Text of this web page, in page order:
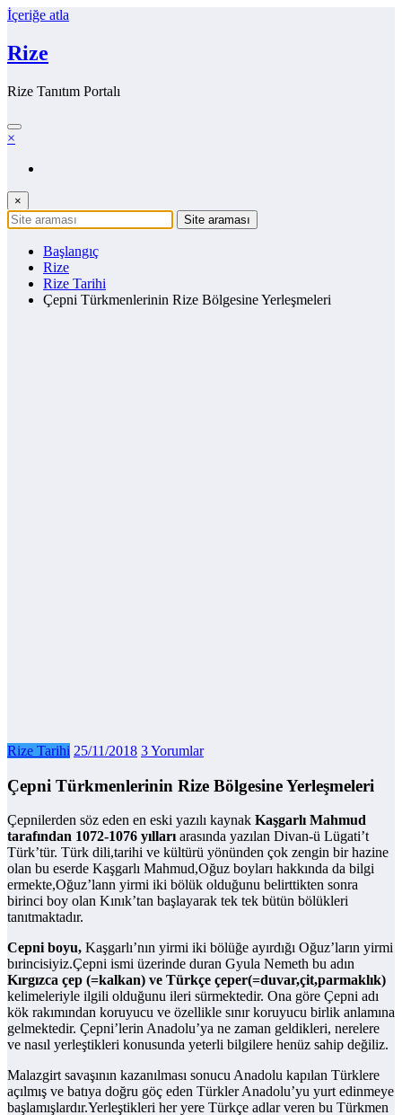
İçeriğe atla
Rize
Rize Tanıtım Portalı
×
×
Başlangıç
Rize
Rize Tarihi
Çepni Türkmenlerinin Rize Bölgesine Yerleşmeleri
Rize Tarihi 25/11/2018 3 Yorumlar
Çepni Türkmenlerinin Rize Bölgesine Yerleşmeleri
Çepnilerden söz eden en eski yazılı kaynak Kaşgarlı Mahmud
tarafından 1072-1076 yılları arasında yazılan Divan-ü Lügati’t
Türk’tür. Türk dili,tarihi ve kültürü yönünden çok zengin bir hazine
olan bu eserde Kaşgarlı Mahmud,Oğuz boyları hakkında da bilgi
ermekte,Oğuz’lann yirmi iki bölük olduğunu belirttikten sonra
birinci boy olan Kınık’tan başlayarak tek tek bütün bölükleri
tanıtmaktadır.
Cepni boyu, Kaşgarlı’nın yirmi iki bölüğe ayırdığı Oğuz’ların yirmi
bırincisiyiz.Çepni ismi üzerinde duran Gyula Nemeth bu adın
Kırgızca çep (=kalkan) ve Türkçe çeper(=duvar,çit,parmaklık)
kelimeleriyle ilgili olduğunu ileri sürmektedir. Ona göre Çepni adı
kök rakımından koruyucu ve özellikle sınır koruyucu birlik anlamına
gelmektedir. Çepni’lerin Anadolu’ya ne zaman geldikleri, nerelere
ve nasıl yerleştikleri konusunda yeterli bilgilere henüz sahip değiliz.
Malazgirt savaşının kazanılması sonucu Anadolu kapılan Türklere
açılmış ve batıya doğru göç eden Türkler Anadolu’yu yurt edinmeye
başlamışlardır.Yerleştikleri her yere Türkçe adlar veren bu Türkmen